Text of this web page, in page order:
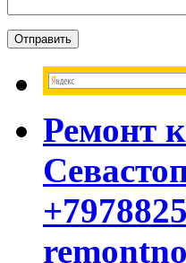
Ремонт